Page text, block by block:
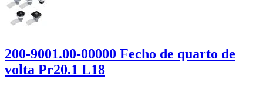
200-9001.00-00000 Fecho de quarto de
volta Pr20.1 L18